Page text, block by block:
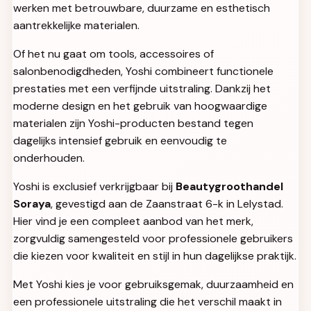
werken met betrouwbare, duurzame en esthetisch
aantrekkelijke materialen.
Of het nu gaat om tools, accessoires of
salonbenodigdheden, Yoshi combineert functionele
prestaties met een verfijnde uitstraling. Dankzij het
moderne design en het gebruik van hoogwaardige
materialen zijn Yoshi-producten bestand tegen
dagelijks intensief gebruik en eenvoudig te
onderhouden.
Yoshi is exclusief verkrijgbaar bij Beautygroothandel
Soraya, gevestigd aan de Zaanstraat 6-k in Lelystad.
Hier vind je een compleet aanbod van het merk,
zorgvuldig samengesteld voor professionele gebruikers
die kiezen voor kwaliteit en stijl in hun dagelijkse praktijk.
Met Yoshi kies je voor gebruiksgemak, duurzaamheid en
een professionele uitstraling die het verschil maakt in